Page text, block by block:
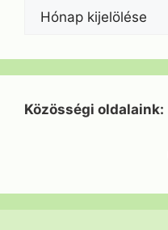
Közösségi oldalaink: